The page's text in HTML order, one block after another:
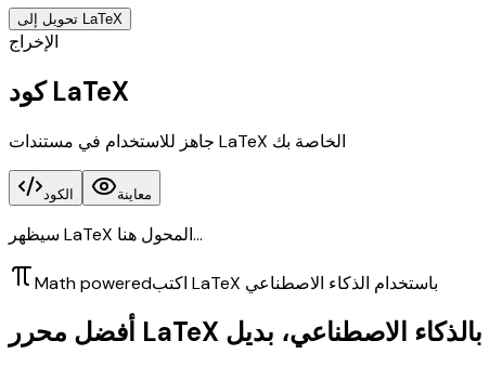
تحويل إلى LaTeX
الإخراج
كود LaTeX
جاهز للاستخدام في مستندات LaTeX الخاصة بك
الكود معاينة
سيظهر LaTeX المحول هنا...
Math powered اكتب LaTeX باستخدام الذكاء الاصطناعي